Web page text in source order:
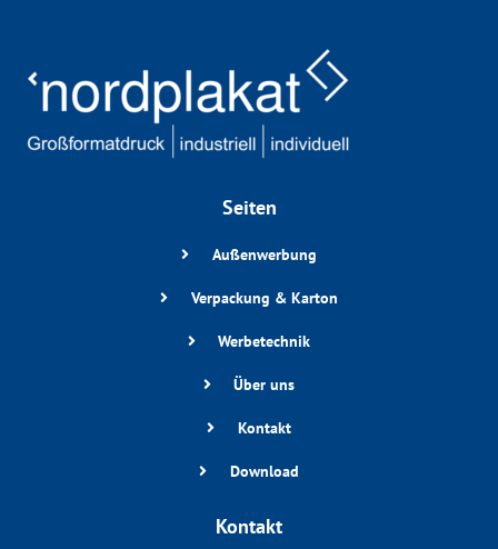
Seiten
Außenwerbung
Verpackung & Karton
Werbetechnik
Über uns
Kontakt
Download
Kontakt